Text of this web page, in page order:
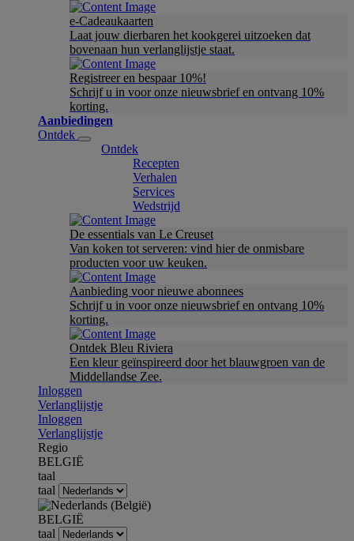
e-Cadeaukaarten
Laat jouw dierbaren het kookgerei uitzoeken dat
bovenaan hun verlanglijstje staat.
Registreer en bespaar 10%!
Schrijf u in voor onze nieuwsbrief en ontvang 10%
korting.
Aanbiedingen
Ontdek
Ontdek
Recepten
Verhalen
Services
Wedstrijd
De essentials van Le Creuset
Van koken tot serveren: vind hier de onmisbare
producten voor uw keuken.
Aanbieding voor nieuwe abonnees
Schrijf u in voor onze nieuwsbrief en ontvang 10%
korting.
Ontdek Bleu Riviera
Een kleur geïnspireerd door het blauwgroen van de
Middellandse Zee.
Inloggen
Verlanglijstje
Inloggen
Verlanglijstje
Regio
BELGIË
taal
taal
BELGIË
taal